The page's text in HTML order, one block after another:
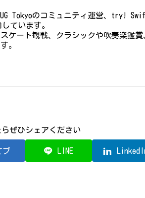
Tokyoのコミュニティ運営、try! Swift
ています。
ケート観戦、クラシックや吹奏楽鑑賞
。
ぜひシェアください
ブ LINE